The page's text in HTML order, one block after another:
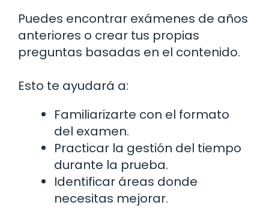
Puedes encontrar exámenes de años
anteriores o crear tus propias
preguntas basadas en el contenido.
Esto te ayudará a:
Familiarizarte con el formato
del examen.
Practicar la gestión del tiempo
durante la prueba.
Identificar áreas donde
necesitas mejorar.